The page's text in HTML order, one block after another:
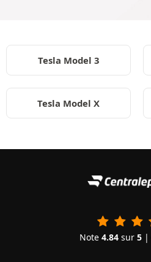
Tesla Model 3
Tesla Model X
Note 4.84 sur 5 |